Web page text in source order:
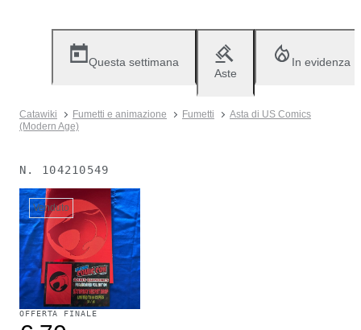
Questa settimana
Aste
In evidenza
Catawiki Fumetti e animazione Fumetti
Asta di US Comics
(Modern Age)
N. 104210549
Venduto
OFFERTA FINALE